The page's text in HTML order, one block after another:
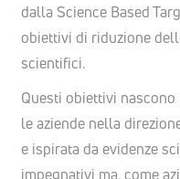
dalla Science Based
obiettivi di riduzione
scientifici.
Questi obiettivi
le aziende nella
e ispirata da evidenze
impegnativi ma, come